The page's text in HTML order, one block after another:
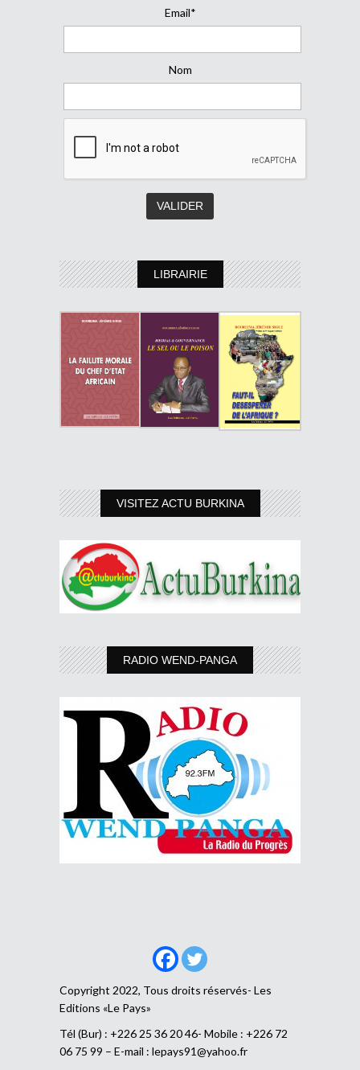
Email*
Nom
LIBRAIRIE
VISITEZ ACTU BURKINA
RADIO WEND-PANGA
Copyright 2022, Tous droits réservés- Les
Editions «Le Pays»
Tél (Bur) : +226 25 36 20 46- Mobile : +226 72
06 75 99 – E-mail : lepays91@yahoo.fr